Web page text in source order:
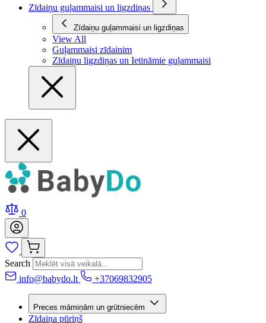
Zīdaiņu guļammaisi un ligzdiņas
Zīdaiņu guļammaisi un ligzdiņas
View All
Guļammaisi zīdainim
Zīdaiņu ligzdiņas un Ietināmie guļammaisi
0
Search
info@babydo.lt
+37069832905
Preces māmiņām un grūtniecēm
Zīdaiņa pūriņš